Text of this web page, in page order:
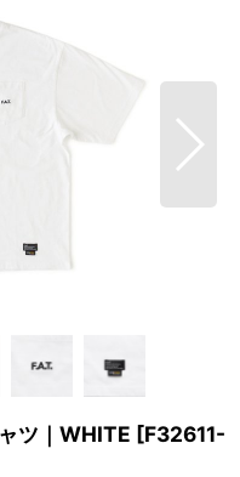
ツ｜WHITE [F32611-